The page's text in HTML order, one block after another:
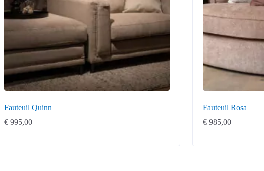
Fauteuil Quinn
€995,00
Fauteuil Rosa
€ 985,00